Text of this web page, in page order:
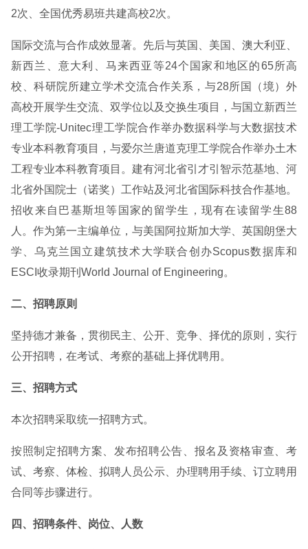
2次、全国优秀易班共建高校2次。
国际交流与合作成效显著。先后与英国、美国、澳大利亚、
新西兰、意大利、马来西亚等24个国家和地区的65所高
校、科研院所建立学术交流合作关系，与28所国（境）外
高校开展学生交流、双学位以及交换生项目，与国立新西兰
理工学院-Unitec理工学院合作举办数据科学与大数据技术
专业本科教育项目，与爱尔兰唐道克理工学院合作举办土木
工程专业本科教育项目。建有河北省引才引智示范基地、河
北省外国院士（诺奖）工作站及河北省国际科技合作基地。
招收来自巴基斯坦等国家的留学生，现有在读留学生88
人。作为第一主编单位，与美国阿拉斯加大学、英国朗堡大
学、乌克兰国立建筑技术大学联合创办Scopus数据库和
ESCI收录期刊World Journal of Engineering。
二、招聘原则
坚持德才兼备，贯彻民主、公开、竞争、择优的原则，实行
公开招聘，在考试、考察的基础上择优聘用。
三、招聘方式
本次招聘采取统一招聘方式。
按照制定招聘方案、发布招聘公告、报名及资格审查、考
试、考察、体检、拟聘人员公示、办理聘用手续、订立聘用
合同等步骤进行。
四、招聘条件、岗位、人数